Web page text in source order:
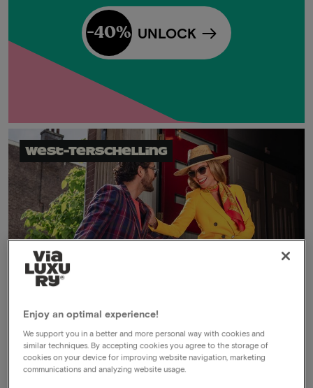
UNLOCK
-40%
West-Terschelling
Secret deal
Members only
Enjoy an optimal experience!
We support you in a better and more personal way with cookies and
similar techniques. By accepting cookies you agree to the storage of
cookies on your device for improving website navigation, marketing
communications and analyzing website usage.